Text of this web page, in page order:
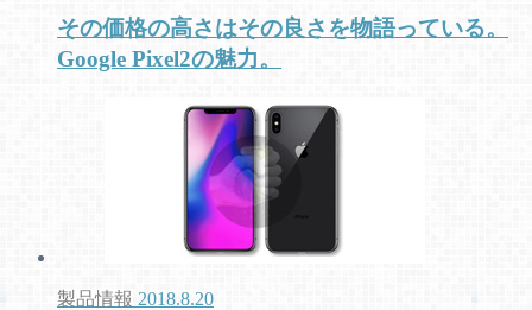
その価格の高さはその良さを物語っている。
Google Pixel2の魅力。
製品情報 2018.8.20